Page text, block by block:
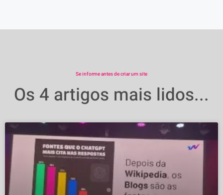
Se informe antes de criar um site
Os 4 artigos mais lidos...